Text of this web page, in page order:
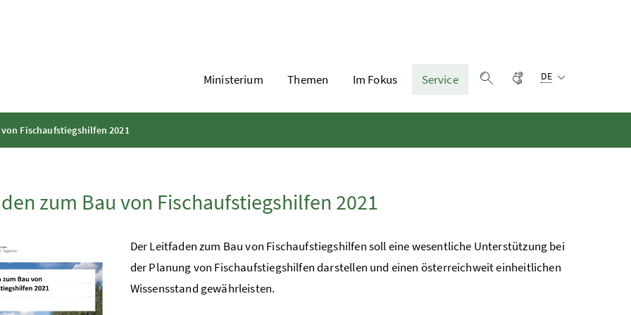
Ministerium Themen Im Fokus
Service
Gebärdensprache
DE
Fischaufstiegshilfen 2021
zum Bau von Fischaufstiegshilfen 2021
Der Leitfaden zum Bau von Fischaufstiegshilfen soll eine wesentliche Unterstützung bei
der Planung von Fischaufstiegshilfen darstellen und einen österreichweit einheitlichen
Wissensstand gewährleisten.